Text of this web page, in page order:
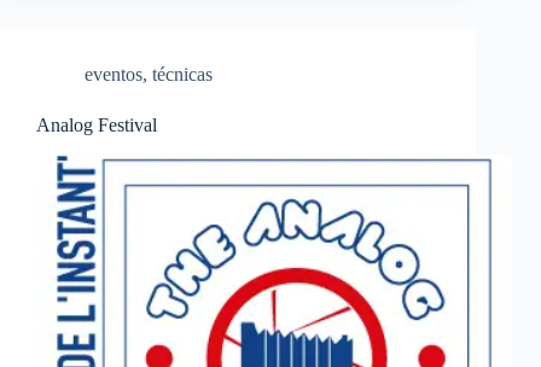
eventos, técnicas
Analog Festival